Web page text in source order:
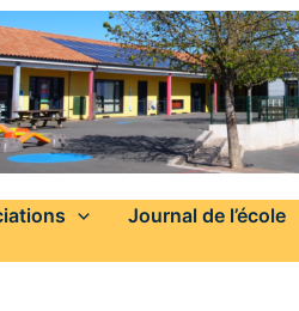
Journal de l’école